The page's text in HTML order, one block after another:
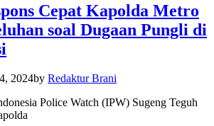
Cepat Kapolda Metro
soal Dugaan Pungli di
2024by Redaktur Brani
Police Watch (IPW) Sugeng Teguh